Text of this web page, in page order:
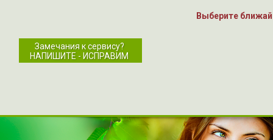
Выберите
Замечания к сервису?
НАПИШИТЕ - ИСПРАВИМ